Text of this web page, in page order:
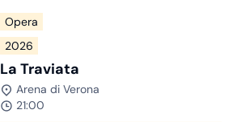
Opera
2026
La Traviata
Arena di Verona
21:00